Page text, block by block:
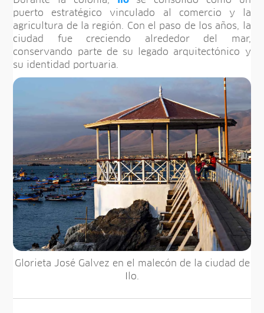
puerto estratégico vinculado al comercio y la
agricultura de la región. Con el paso de los años, la
ciudad fue creciendo alrededor del mar,
conservando parte de su legado arquitectónico y
su identidad portuaria.
Glorieta José Galvez en el malecón de la ciudad de
Ilo.